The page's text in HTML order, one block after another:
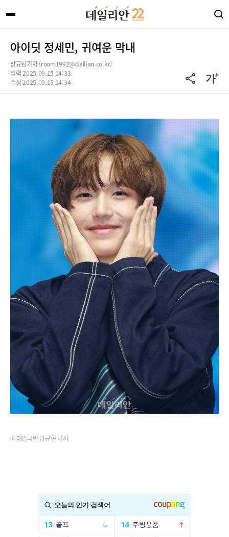
아이딧 정세민, 귀여운 막내
방규현기자 (room1992@dailian.co.kr)
입력 2025.09.15 14:33
수정 2025.09.15 14:34
ⓒ데일리안 방규현 기자